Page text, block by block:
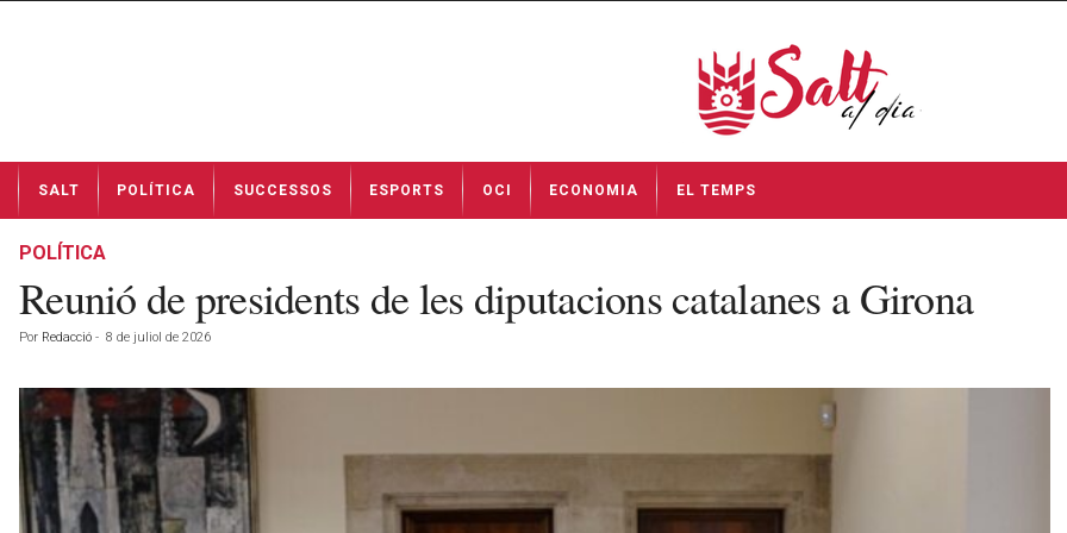
t
SALT POLÍTICA SUCCESSOS ESPORTS OCI ECONOMIA EL TEMPS
POLÍTICA
Reunió de presidents de les diputacions catalanes a Girona
Por Redacció - 8 de juliol de 2026